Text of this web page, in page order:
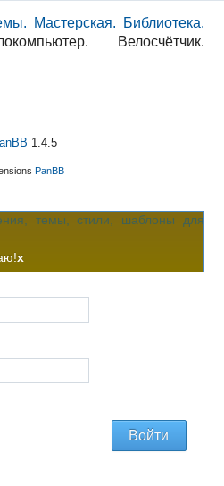
Мастерская. Библиотека.
Велосчётчик.
1.4.5
PanBB
x